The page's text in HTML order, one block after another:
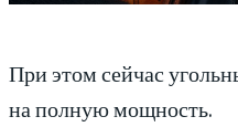
При этом сейчас
на полную мощность.